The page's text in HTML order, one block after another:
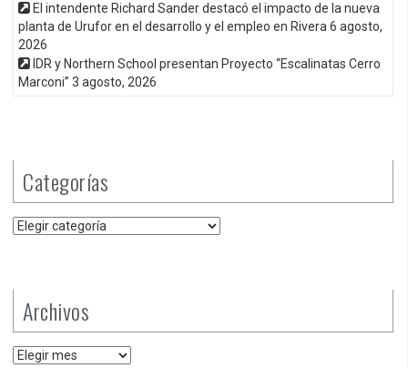
El intendente Richard Sander destacó el impacto de la nueva
planta de Urufor en el desarrollo y el empleo en Rivera6 agosto,
2026
IDR y Northern School presentan Proyecto “Escalinatas Cerro
Marconi” 3 agosto, 2026
Categorías
Categorías
Archivos
Archivos